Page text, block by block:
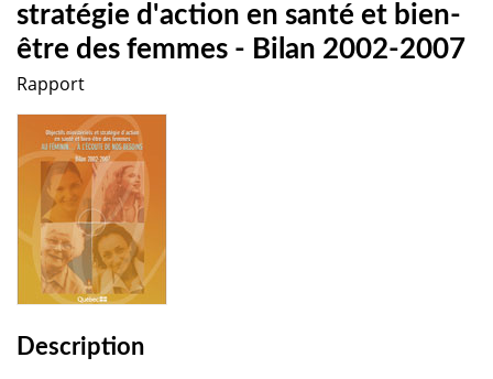
stratégie d'action en santé et bien-
être des femmes - Bilan 2002-2007
Rapport
Description